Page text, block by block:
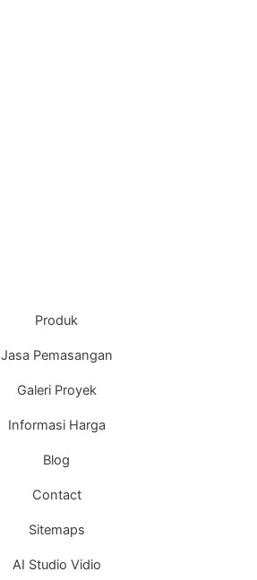
Produk
Jasa Pemasangan
Galeri Proyek
Informasi Harga
Blog
Contact
Sitemaps
AI Studio Vidio